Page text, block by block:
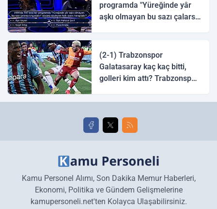
programda "Yüreğinde yâr
aşkı olmayan bu sazı çalarsa
(2-1) Trabzonspor
Galatasaray kaç kaç bitti,
golleri kim attı? Trabzonspor
golleri!
Kamu Personel Alımı, Son Dakika Memur Haberleri,
Ekonomi, Politika ve Gündem Gelişmelerine
kamupersoneli.net'ten Kolayca Ulaşabilirsiniz.